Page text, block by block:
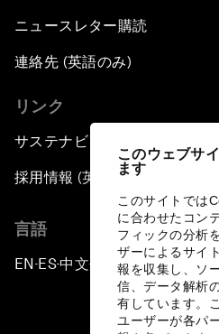
このウェブサ
ます
このサイトでは
に合わせたコン
フィックの分析
ザーによるサイ
報を収集し、ソ
信、データ解析
有しています。
ユーザーが各パ
ニュースレター購読
連絡先 (英語のみ)
リンク
サステナビリティへの取り組み
採用情報 (英語のみ)
言語
EN ▪ES▪中文▪ 日本語